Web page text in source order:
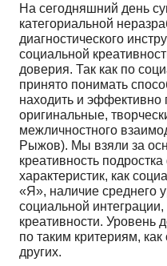
На сегодняшний день
категориальной
диагностического
социальной
доверия. Так как по
принято понимать
находить и эффективно
оригинальные,
межличностного
Рыжов). Мы взяли за
креативность
характеристик, как
«Я», наличие среднего
социальной
креативности. Уровень
по таким критериям,
других.